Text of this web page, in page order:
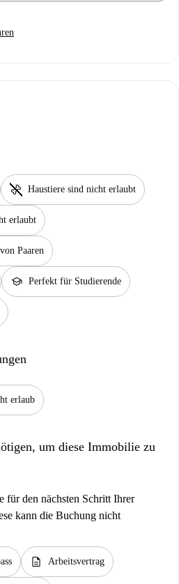
pet_supplies Haustiere sind nicht erlaubt
erlaubt
Paaren
school Perfekt für Studierende
erlaub
um diese Immobilie zu
für den nächsten Schritt Ihrer
kann die Buchung nicht
description Arbeitsvertrag